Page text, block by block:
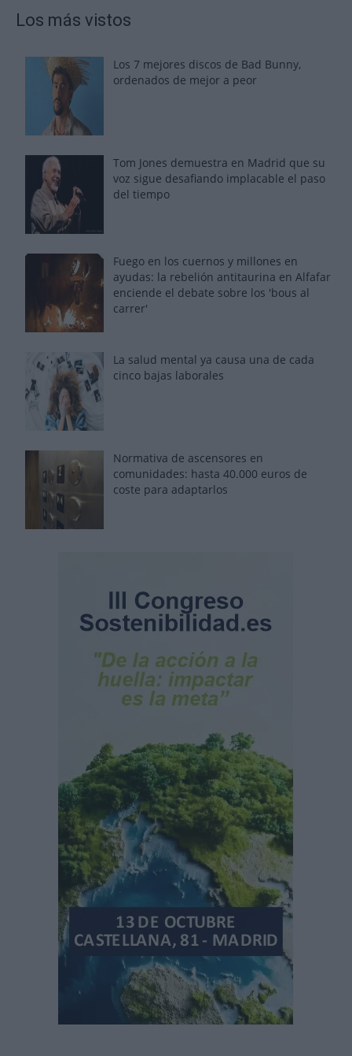
Los más vistos
Los 7 mejores discos de Bad Bunny,
ordenados de mejor a peor
Tom Jones demuestra en Madrid que su
voz sigue desafiando implacable el paso
del tiempo
Fuego en los cuernos y millones en
ayudas: la rebelión antitaurina en Alfafar
enciende el debate sobre los 'bous al
carrer'
La salud mental ya causa una de cada
cinco bajas laborales
Normativa de ascensores en
comunidades: hasta 40.000 euros de
coste para adaptarlos